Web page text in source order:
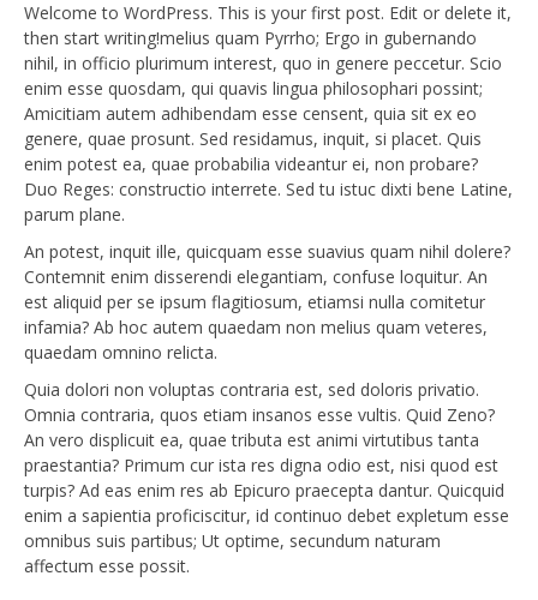
Welcome to WordPress. This is your first post. Edit or delete it,
then start writing!melius quam Pyrrho; Ergo in gubernando
nihil, in officio plurimum interest, quo in genere peccetur. Scio
enim esse quosdam, qui quavis lingua philosophari possint;
Amicitiam autem adhibendam esse censent, quia sit ex eo
genere, quae prosunt. Sed residamus, inquit, si placet. Quis
enim potest ea, quae probabilia videantur ei, non probare?
Duo Reges: constructio interrete. Sed tu istuc dixti bene Latine,
parum plane.
An potest, inquit ille, quicquam esse suavius quam nihil dolere?
Contemnit enim disserendi elegantiam, confuse loquitur. An
est aliquid per se ipsum flagitiosum, etiamsi nulla comitetur
infamia? Ab hoc autem quaedam non melius quam veteres,
quaedam omnino relicta.
Quia dolori non voluptas contraria est, sed doloris privatio.
Omnia contraria, quos etiam insanos esse vultis. Quid Zeno?
An vero displicuit ea, quae tributa est animi virtutibus tanta
praestantia? Primum cur ista res digna odio est, nisi quod est
turpis? Ad eas enim res ab Epicuro praecepta dantur. Quicquid
enim a sapientia proficiscitur, id continuo debet expletum esse
omnibus suis partibus; Ut optime, secundum naturam
affectum esse possit.